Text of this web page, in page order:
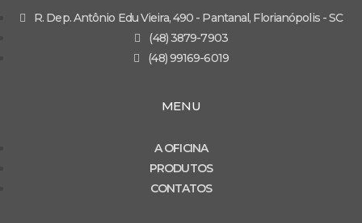
R. Dep. Antônio Edu Vieira, 490 - Pantanal, Florianópolis - SC
(48) 3879-7903
(48) 99169-6019
MENU
A OFICINA
PRODUTOS
CONTATOS